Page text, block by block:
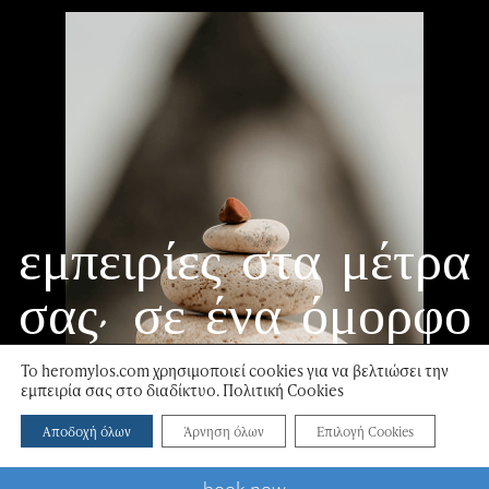
scroll down
εμπειρίες στα μέτρα
σας, σε ένα όμορφο
περιβάλλον
Το heromylos.com χρησιμοποιεί cookies για να βελτιώσει την
εμπειρία σας στο διαδίκτυο. Πολιτική Cookies
Αποδοχή όλων Άρνηση όλων Επιλογή Cookies